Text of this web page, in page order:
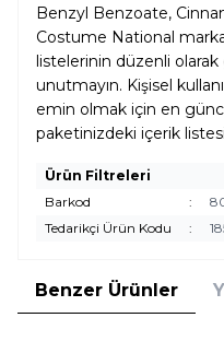
Benzyl Benzoate,
Costume National
listelerinin düzenli
unutmayın. Kişisel
emin olmak için en
paketinizdeki içerik
Ürün Filtreleri
Barkod
:
Tedarikçi Ürün Kodu
:
Benzer Ürünler